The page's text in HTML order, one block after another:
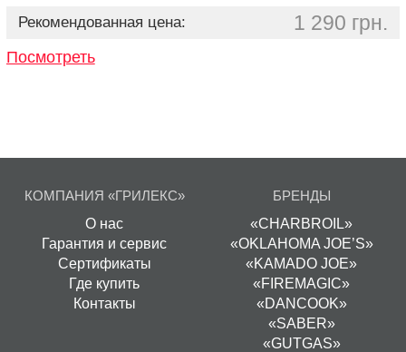
Рекомендованная цена: 1 290 грн.
Посмотреть
КОМПАНИЯ «ГРИЛЕКС»
О нас
Гарантия и сервис
Сертификаты
Где купить
Контакты
БРЕНДЫ
«CHARBROIL»
«OKLAHOMA JOE’S»
«KAMADO JOE»
«FIREMAGIC»
«DANCOOK»
«SABER»
«GUTGAS»